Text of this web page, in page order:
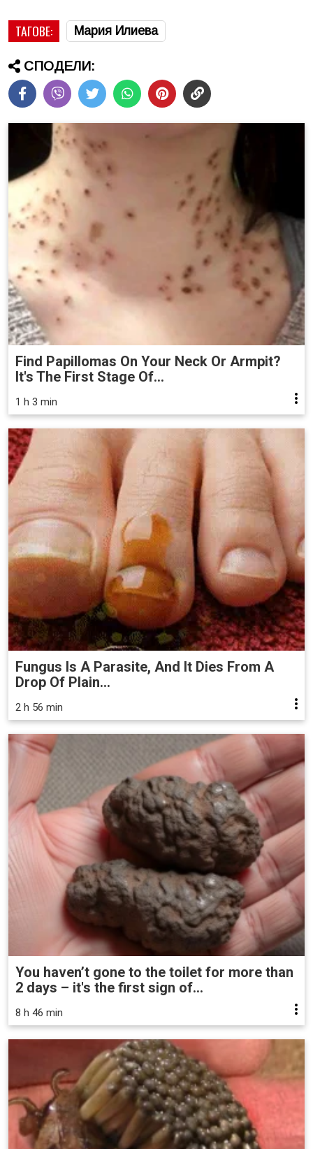
ТАГОВЕ: Мария Илиева
СПОДЕЛИ:
Find Papillomas On Your Neck Or Armpit?
It's The First Stage Of...
1 h 3 min
Fungus Is A Parasite, And It Dies From A
Drop Of Plain...
2 h 56 min
You haven’t gone to the toilet for more than
2 days – it's the first sign of...
8 h 46 min